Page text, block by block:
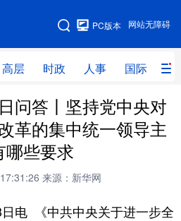
网站无障碍
PC版本
高层 时政 人事 国际 财
网站地图
时政 人事
网评 港澳
问答丨坚持党中央对
革的集中统一领导主
哪些要求
来源：新华网
电 《中共中央关于进一步全